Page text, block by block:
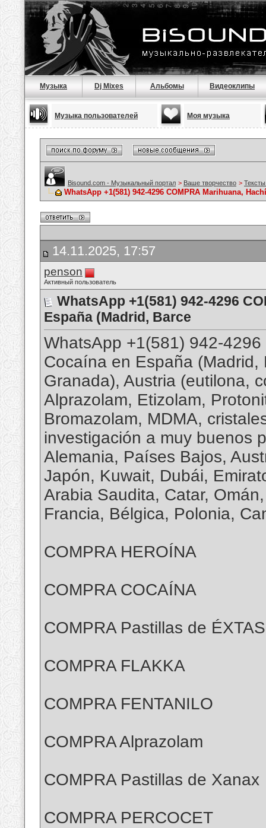
Музыка Dj Mixes Альбомы Видеоклипы
Музыка пользователей Моя музыка
Bisound.com - Музыкальный портал > Ваше творчество >
WhatsApp +1(581) 942-4296 COMPRA Marihuana,
14.11.2025, 17:57
penson
Активный пользователь
WhatsApp +1(581) 942-4296
España (Madrid, Barce
WhatsApp +1(581) 942-
Cocaína en España
Granada), Austria (eutilona,
Alprazolam, Etizolam,
Bromazolam, MDMA,
investigación a muy buenos
Alemania, Países Bajos,
Japón, Kuwait, Dubái,
Arabia Saudita, Catar,
Francia, Bélgica, Polonia,
COMPRA HEROÍNA
COMPRA COCAÍNA
COMPRA Pastillas de
COMPRA FLAKKA
COMPRA FENTANILO
COMPRA Alprazolam
COMPRA Pastillas de Xanax
COMPRA PERCOCET